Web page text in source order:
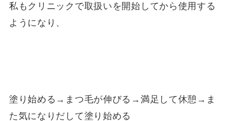
私もクリニックで取扱いを開始してから使用する
ようになり、
塗り始める→まつ毛が伸びる→満足して休憩→ま
た気になりだして塗り始める